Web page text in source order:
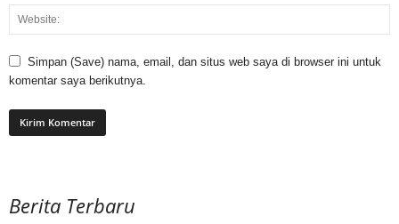
Simpan (Save) nama, email, dan situs web saya di browser ini untuk
komentar saya berikutnya.
Berita Terbaru